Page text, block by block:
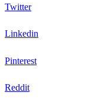
Twitter
Linkedin
Pinterest
Reddit